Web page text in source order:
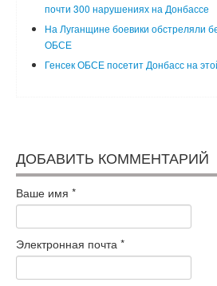
почти 300 нарушениях на Донбассе
На Луганщине боевики обстреляли
ОБСЕ
Генсек ОБСЕ посетит Донбасс на
ДОБАВИТЬ КОММЕНТАРИЙ
Ваше имя *
Электронная почта *